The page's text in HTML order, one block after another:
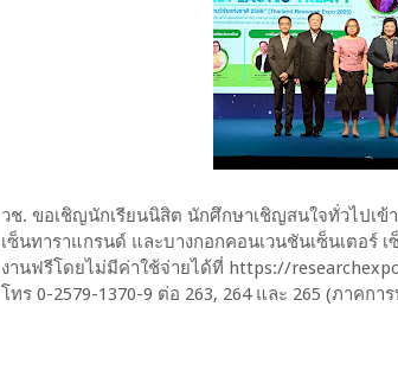
วช. ขอเชิญนักเรียนนิสิต นักศึกษาเชิญสนใจทั่วไปเ
เซ็นทาราแกรนด์ และบางกอกคอนเวนชันเซ็นเตอร์ เ
งานฟรีโดยไม่มีค่าใช้จ่ายได้ที่ https://
โทร 0-2579-1370-9 ต่อ 263, 264 และ 265 (ภาคก